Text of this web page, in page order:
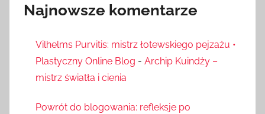
Najnowsze komentarze
Vilhelms Purvitis: mistrz łotewskiego pejzażu •
Plastyczny Online Blog - Archip Kuindży –
mistrz światła i cienia
Powrót do blogowania: refleksje po